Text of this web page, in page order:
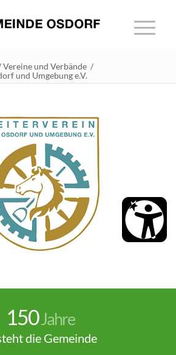
Vereine und Verbände /
und Umgebung e.V.
150Jahre
die Gemeinde